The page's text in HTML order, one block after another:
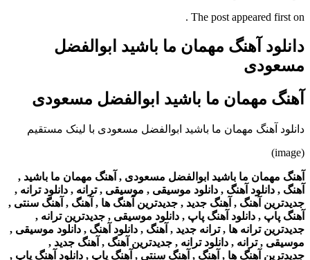
The post appeared first on .
دانلود آهنگ مهمان ما باشید ابوالفضل
مسعودی
آهنگ مهمان ما باشید ابوالفضل مسعودی
دانلود آهنگ مهمان ما باشید ابوالفضل مسعودی با لینک مستقیم
(image)
آهنگ مهمان ما باشید ابوالفضل مسعودی , آهنگ مهمان ما باشید ,
آهنگ , دانلود آهنگ , دانلود موسیقی , موسیقی , ترانه , دانلود ترانه ,
جدیدترین آهنگ , آهنگ جدید , جدیدترین آهنگ ها , آهنگ , آهنگ سنتی ,
آهنگ پاپ , دانلود آهنگ پاپ , دانلود موسیقی , جدیدترین ترانه ,
جدیدترین ترانه ها , ترانه جدید , آهنگ , دانلود آهنگ , دانلود موسیقی ,
موسیقی , ترانه , دانلود ترانه , جدیدترین آهنگ , آهنگ جدید ,
جدیدترین آهنگ ها , آهنگ , آهنگ سنتی , آهنگ پاپ , دانلود آهنگ پاپ ,